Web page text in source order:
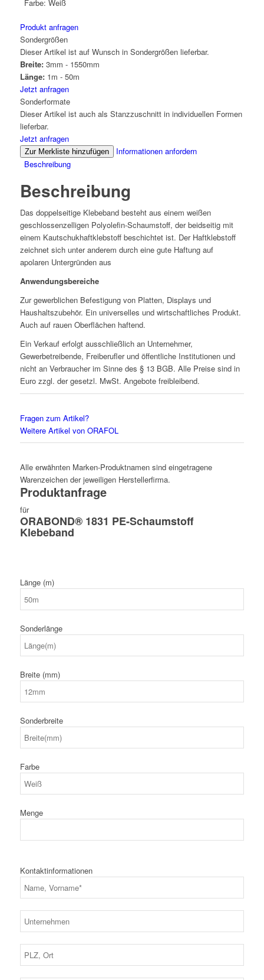
Farbe: Weiß
Produkt anfragen
Sondergrößen
Dieser Artikel ist auf Wunsch in Sondergrößen lieferbar.
Breite:3mm - 1550mm
Länge:1m - 50m
Jetzt anfragen
Sonderformate
Dieser Artikel ist auch als Stanzzuschnitt in individuellen Formen
lieferbar.
Jetzt anfragen
Zur Merkliste hinzufügen
Informationen anfordern
Beschreibung
Beschreibung
Das doppelseitige Klebeband besteht aus einem weißen
geschlossenzelligen Polyolefin-Schaumstoff, der beidseitig mit
einem Kautschukhaftklebstoff beschichtet ist. Der Haftklebstoff
zeichnet sich unter anderem durch eine gute Haftung auf
apolaren Untergründen aus
Anwendungsbereiche
Zur gewerblichen Befestigung von Platten, Displays und
Haushaltszubehör. Ein universelles und wirtschaftliches Produkt.
Auch auf rauen Oberflächen haftend.
Ein Verkauf erfolgt ausschließlich an Unternehmer,
Gewerbetreibende, Freiberufler und öffentliche Institutionen und
nicht an Verbraucher im Sinne des § 13 BGB. Alle Preise sind in
Euro zzgl. der gesetzl. MwSt. Angebote freibleibend.
Fragen zum Artikel?
Weitere Artikel von ORAFOL
Alle erwähnten Marken-Produktnamen sind eingetragene
Warenzeichen der jeweiligen Herstellerfirma.
Produktanfrage
für
ORABOND® 1831 PE-Schaumstoff
Klebeband
Länge (m)
Sonderlänge
Breite (mm)
Sonderbreite
Farbe
Menge
Kontaktinformationen